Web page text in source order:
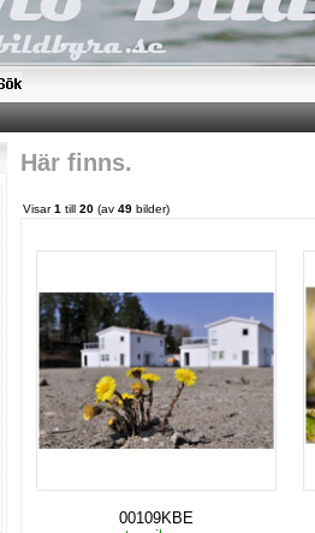
Här finns.
Visar1 till 20 (av 49 bilder)
00109KBE